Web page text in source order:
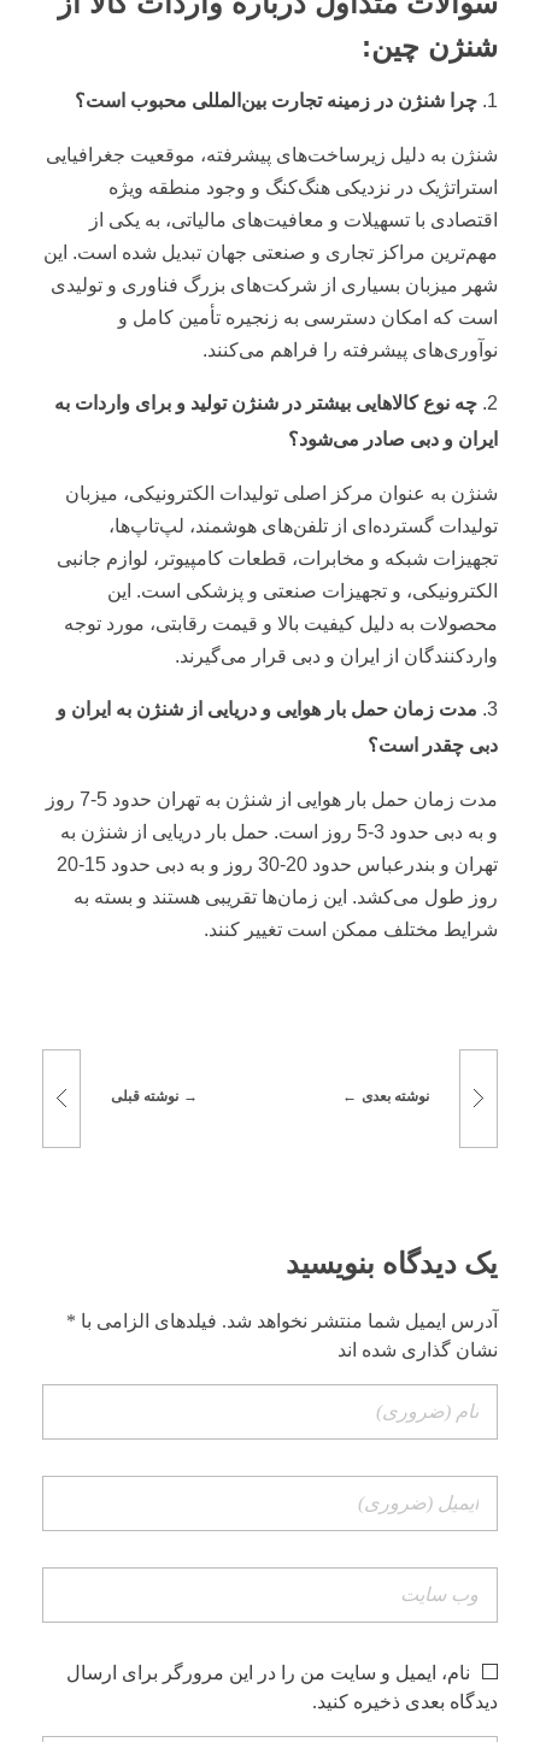
شنژن چین:
چرا شنژن در زمینه تجارت بین‌المللی محبوب است؟
شنژن به دلیل زیرساخت‌های پیشرفته، موقعیت جغرافیایی
استراتژیک در نزدیکی هنگ‌کنگ و وجود منطقه ویژه
اقتصادی با تسهیلات و معافیت‌های مالیاتی، به یکی از
مهم‌ترین مراکز تجاری و صنعتی جهان تبدیل شده است. این
شهر میزبان بسیاری از شرکت‌های بزرگ فناوری و تولیدی
است که امکان دسترسی به زنجیره تأمین کامل و
نوآوری‌های پیشرفته را فراهم می‌کنند.
چه نوع کالاهایی بیشتر در شنژن تولید و برای واردات به
ایران و دبی صادر می‌شود؟
شنژن به عنوان مرکز اصلی تولیدات الکترونیکی، میزبان
تولیدات گسترده‌ای از تلفن‌های هوشمند، لپ‌تاپ‌ها،
تجهیزات شبکه و مخابرات، قطعات کامپیوتر، لوازم جانبی
الکترونیکی، و تجهیزات صنعتی و پزشکی است. این
محصولات به دلیل کیفیت بالا و قیمت رقابتی، مورد توجه
واردکنندگان از ایران و دبی قرار می‌گیرند.
مدت زمان حمل بار هوایی و دریایی از شنژن به ایران و
دبی چقدر است؟
مدت زمان حمل بار هوایی از شنژن به تهران حدود 5-7 روز
و به دبی حدود 3-5 روز است. حمل بار دریایی از شنژن به
تهران و بندرعباس حدود 20-30 روز و به دبی حدود 15-20
روز طول می‌کشد. این زمان‌ها تقریبی هستند و بسته به
شرایط مختلف ممکن است تغییر کنند.
نوشته قبلی نوشته بعدی
یک دیدگاه بنویسید
آدرس ایمیل شما منتشر نخواهد شد. فیلدهای الزامی با *
نشان گذاری شده اند
نام، ایمیل و سایت من را در این مرورگر برای ارسال
دیدگاه بعدی ذخیره کنید.